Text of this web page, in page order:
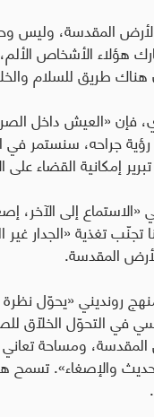
المقدسة، وليس
هؤلاء الأشخاص
هناك طريق للسلام
فإن «العيش داخل
رؤية جراحه، سنستمر
إمكانية القضاء على
إلى الآخر،
تجنّب تغذية «الجدار
المقدسة.
رونديني «يحوّل
في التحوّل الخلّاق
ومساحة تعاني
والإصغاء». تسمح